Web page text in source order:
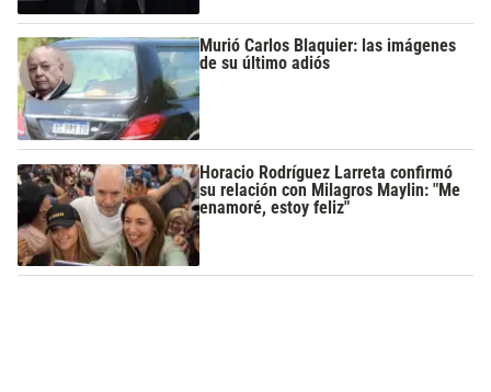
Murió Carlos Blaquier: las imágenes
de su último adiós
Horacio Rodríguez Larreta confirmó
su relación con Milagros Maylin: "Me
enamoré, estoy feliz"